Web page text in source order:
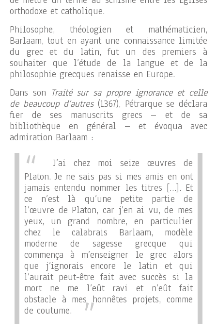
orthodoxe et catholique.
Philosophe, théologien et mathématicien,
Barlaam, tout en ayant une connaissance limitée
du grec et du latin, fut un des premiers à
souhaiter que l’étude de la langue et de la
philosophie grecques renaisse en Europe.
Dans son Traité sur sa propre ignorance et celle
de beaucoup d’autres(1367), Pétrarque se déclara
fier de ses manuscrits grecs – et de sa
bibliothèque en général – et évoqua avec
admiration Barlaam :
J’ai chez moi seize œuvres de
Platon. Je ne sais pas si mes amis en ont
jamais entendu nommer les titres […]. Et
ce n’est là qu’une petite partie de
l’œuvre de Platon, car j’en ai vu, de mes
yeux, un grand nombre, en particulier
chez le calabrais Barlaam, modèle
moderne de sagesse grecque qui
commença à m’enseigner le grec alors
que j’ignorais encore le latin et qui
l’aurait peut-être fait avec succès si la
mort ne me l’eût ravi et n’eût fait
obstacle à mes honnêtes projets, comme
de coutume.